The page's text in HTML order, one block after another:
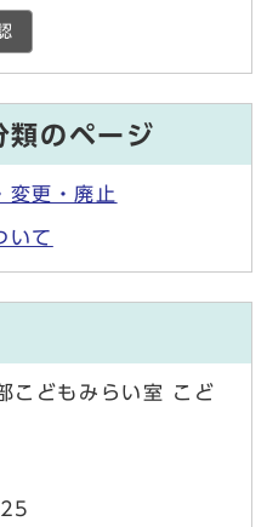
類のページ
変更・廃止
いて
こどもみらい室 こど